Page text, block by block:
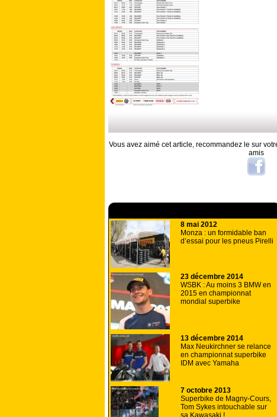
Vous avez aimé cet article, recommandez le sur
amis
8 mai 2012
Monza : un formidable ban
d’essai pour les pneus Pirelli
23 décembre 2014
WSBK : Au moins 3 BMW en
2015 en championnat
mondial superbike
13 décembre 2014
Max Neukirchner se relance
en championnat superbike
IDM avec Yamaha
7 octobre 2013
Superbike de Magny-Cours,
Tom Sykes intouchable sur
sa Kawasaki !